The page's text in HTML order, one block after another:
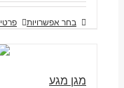
בחר אפשרויות
מגן מגע